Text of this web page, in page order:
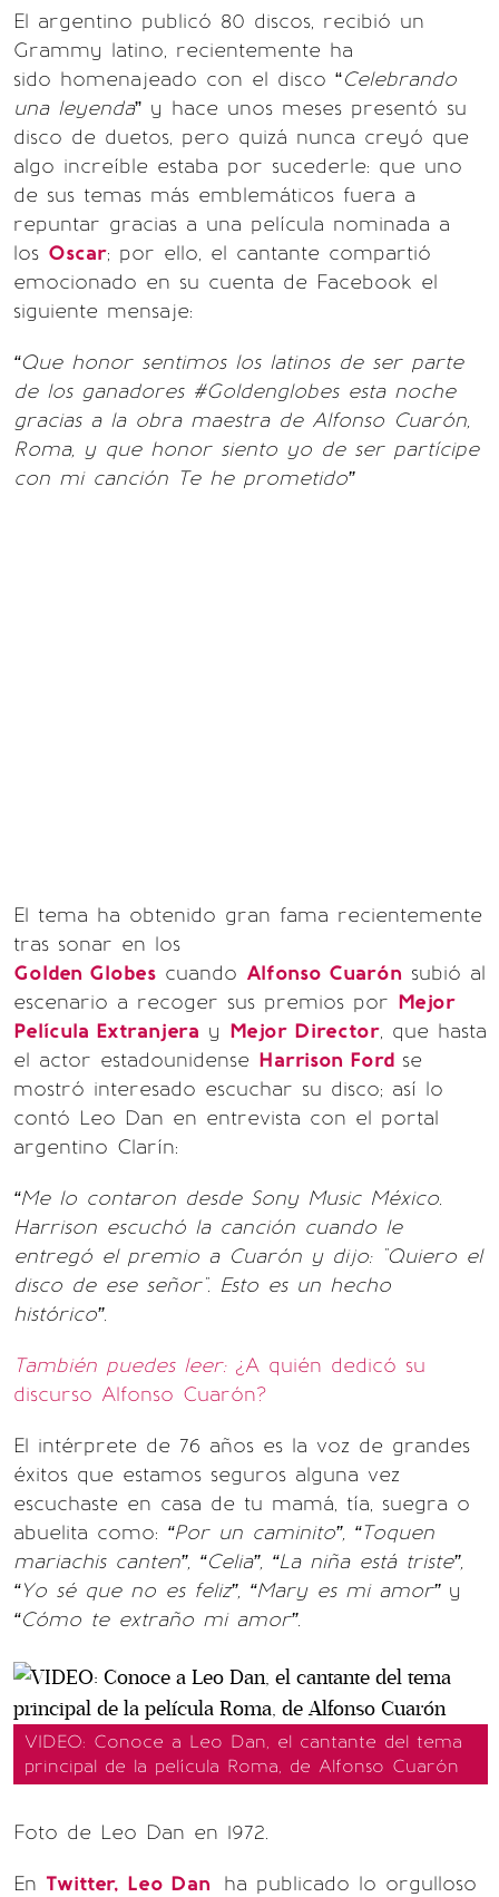
El argentino publicó 80 discos, recibió un
Grammy latino, recientemente ha
sido homenajeado con el disco “Celebrando
una leyenda” y hace unos meses presentó su
disco de duetos, pero quizá nunca creyó que
algo increíble estaba por sucederle: que uno
de sus temas más emblemáticos fuera a
repuntar gracias a una película nominada a
los Oscar; por ello, el cantante compartió
emocionado en su cuenta de Facebook el
siguiente mensaje:
“Que honor sentimos los latinos de ser parte
de los ganadores #Goldenglobes esta noche
gracias a la obra maestra de Alfonso Cuarón,
Roma, y que honor siento yo de ser partícipe
con mi canción Te he prometido”
El tema ha obtenido gran fama recientemente
tras sonar en los
Golden Globes cuando Alfonso Cuarón subió al
escenario a recoger sus premios por Mejor
Película Extranjera y Mejor Director, que hasta
el actor estadounidense Harrison Ford se
mostró interesado escuchar su disco; así lo
contó Leo Dan en entrevista con el portal
argentino Clarín:
“Me lo contaron desde Sony Music México.
Harrison escuchó la canción cuando le
entregó el premio a Cuarón y dijo: "Quiero el
disco de ese señor". Esto es un hecho
histórico”.
También puedes leer: ¿A quién dedicó su
discurso Alfonso Cuarón?
El intérprete de 76 años es la voz de grandes
éxitos que estamos seguros alguna vez
escuchaste en casa de tu mamá, tía, suegra o
abuelita como: “Por un caminito”, “Toquen
mariachis canten”, “Celia”, “La niña está triste”,
“Yo sé que no es feliz”, “Mary es mi amor” y
“Cómo te extraño mi amor”.
VIDEO: Conoce a Leo Dan, el cantante del tema
principal de la película Roma, de Alfonso Cuarón
Foto de Leo Dan en 1972.
En Twitter, Leo Dan ha publicado lo orgulloso